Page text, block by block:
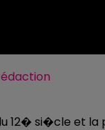
12� si�cle et